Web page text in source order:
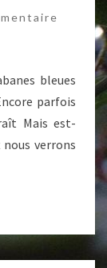
bleues
parfois
Mais est-
verrons